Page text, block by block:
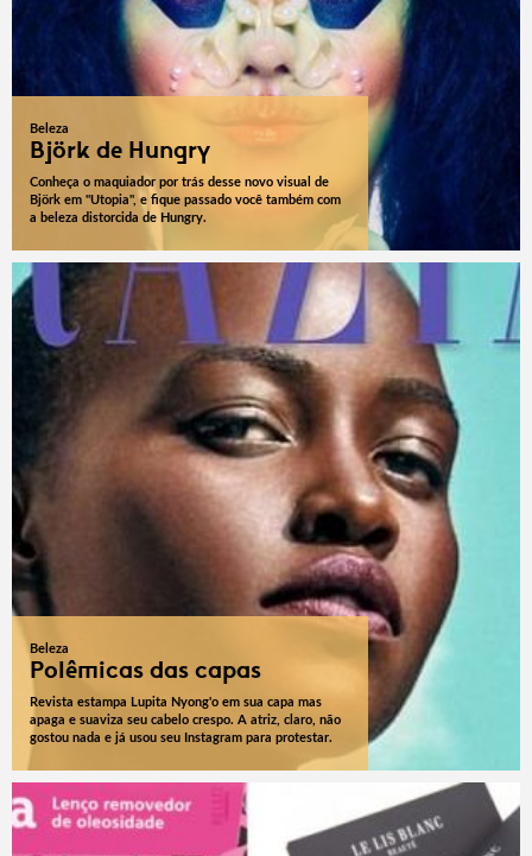
Beleza
Björk de Hungry
Conheça o maquiador por trás desse novo visual de
Björk em "Utopia", e fique passado você também com
a beleza distorcida de Hungry.
Beleza
Polêmicas das capas
Revista estampa Lupita Nyong'o em sua capa mas
apaga e suaviza seu cabelo crespo. A atriz, claro, não
gostou nada e já usou seu Instagram para protestar.